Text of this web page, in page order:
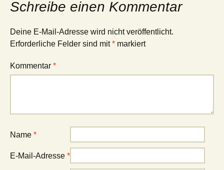
Schreibe einen Kommentar
Deine E-Mail-Adresse wird nicht veröffentlicht.
Erforderliche Felder sind mit* markiert
Kommentar *
Name *
E-Mail-Adresse *